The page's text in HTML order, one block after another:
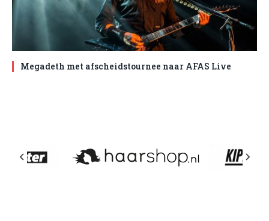
Megadeth met afscheidstournee naar AFAS Live